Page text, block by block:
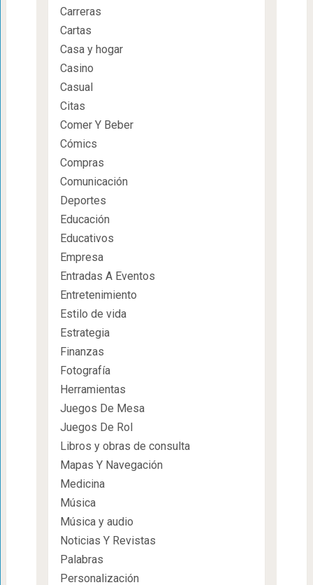
Carreras
Cartas
Casa y hogar
Casino
Casual
Citas
Comer Y Beber
Cómics
Compras
Comunicación
Deportes
Educación
Educativos
Empresa
Entradas A Eventos
Entretenimiento
Estilo de vida
Estrategia
Finanzas
Fotografía
Herramientas
Juegos De Mesa
Juegos De Rol
Libros y obras de consulta
Mapas Y Navegación
Medicina
Música
Música y audio
Noticias Y Revistas
Palabras
Personalización